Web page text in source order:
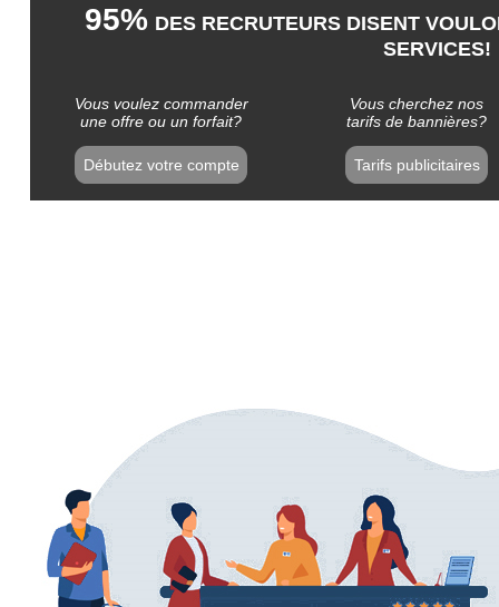
95% DES RECRUTEURS DISENT
SERVICES!
Vous voulez commander
une offre ou un forfait?
Vous cherchez nos
tarifs de bannières?